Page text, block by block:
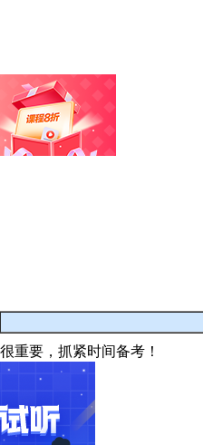
重要，抓紧时间备考！